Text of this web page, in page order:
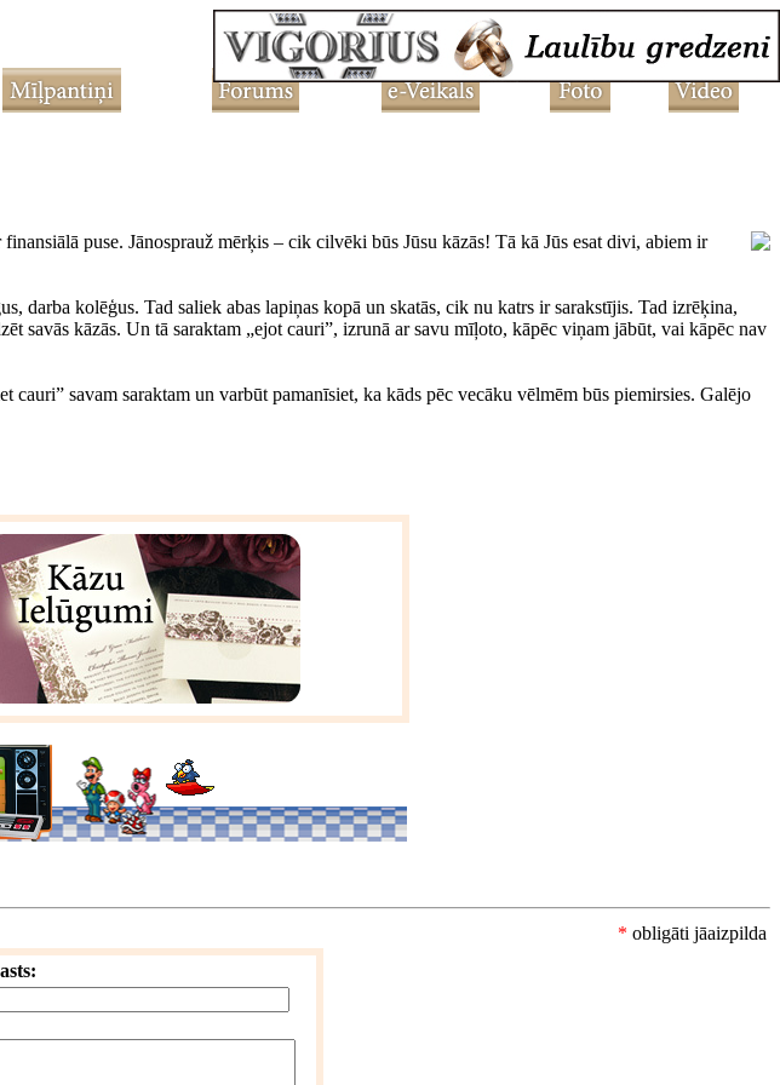
puse. Jānosprauž mērķis – cik cilvēki būs Jūsu kāzās! Tā kā Jūs esat divi, abiem ir
darba kolēģus. Tad saliek abas lapiņas kopā un skatās, cik nu katrs ir sarakstījis. Tad izrēķina,
savās kāzās. Un tā saraktam „ejot cauri”, izrunā ar savu mīļoto, kāpēc viņam jābūt, vai kāpēc nav
savam saraktam un varbūt pamanīsiet, ka kāds pēc vecāku vēlmēm būs piemirsies. Galējo
* obligāti jāaizpilda